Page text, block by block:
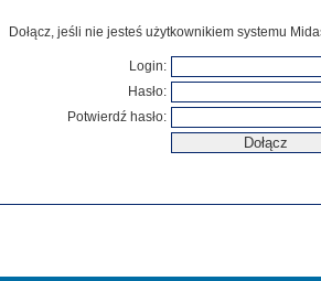
Dołącz, jeśli nie jesteś użytkownikiem systemu
Login:
Hasło:
Potwierdź hasło: